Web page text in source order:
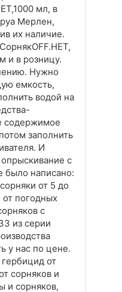
мл, в
Мерлен,
их наличие.
и в розницу.
Нужно
емкость,
водой на
содержимое
заполнить
И
с
было написано:
от 5 до
от погодных
с
из серии
у нас по цене.
от
сорняков и
и сорняков,